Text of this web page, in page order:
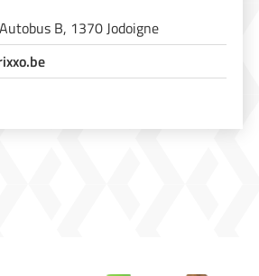
B, 1370 Jodoigne